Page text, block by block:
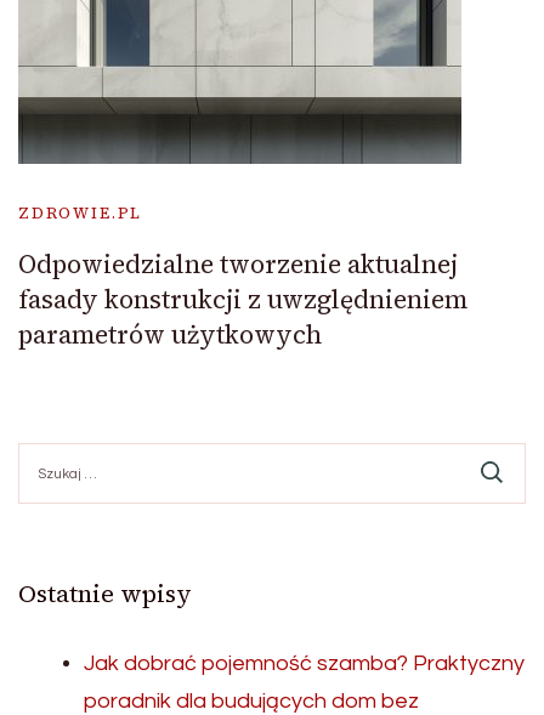
ZDROWIE.PL
Odpowiedzialne tworzenie aktualnej
fasady konstrukcji z uwzględnieniem
parametrów użytkowych
Ostatnie wpisy
Jak dobrać pojemność szamba? Praktyczny
poradnik dla budujących dom bez